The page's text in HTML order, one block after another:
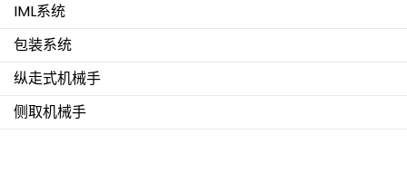
高速机器手
标准机器手
IML系统
包装系统
纵走式机械手
侧取机械手